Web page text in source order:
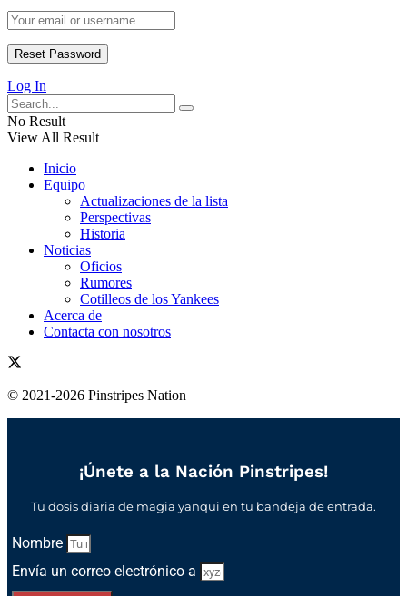
Log In
No Result
View All Result
Inicio
Equipo
Actualizaciones de la lista
Perspectivas
Historia
Noticias
Oficios
Rumores
Cotilleos de los Yankees
Acerca de
Contacta con nosotros
© 2021-2026 Pinstripes Nation
¡Únete a la Nación Pinstripes!
Tu dosis diaria de magia yanqui en tu bandeja de entrada.
Nombre
Envía un correo electrónico a